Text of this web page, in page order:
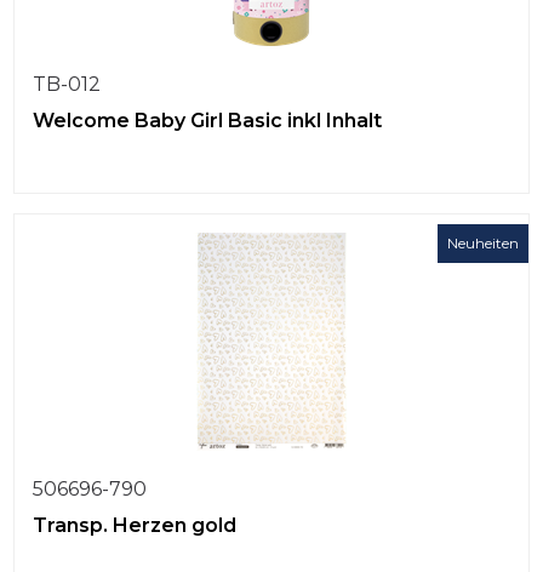
TB-012
Welcome Baby Girl Basic inkl Inhalt
Neuheiten
506696-790
Transp. Herzen gold